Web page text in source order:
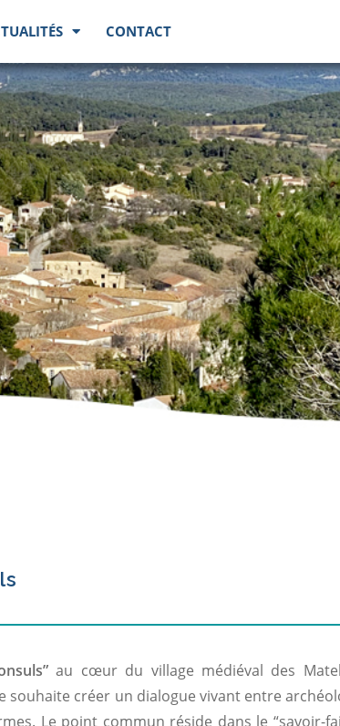
CONTACT
au cœur du village médiéval des
souhaite créer un dialogue vivant entre
Le point commun réside dans le “savoir-